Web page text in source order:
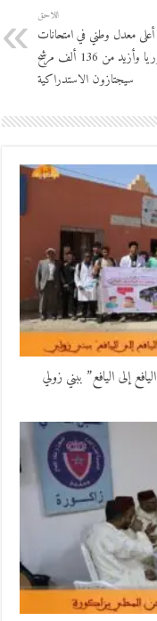
اللاحق
أعلى معدل وطني في امتحانات
الباكالوريا وأزيد من 136 ألف مرشح
سيجتازون الاستدراكية
إلى اليافع” ببني زولي